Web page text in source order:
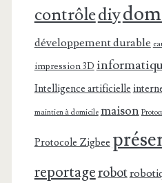
contrôlediy
développement durable
impression 3D
Intelligence artificielle
maintien à domicile maison
Protocole Zigbee
reportagerobot